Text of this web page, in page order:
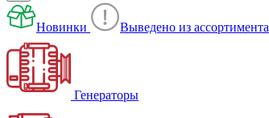
Новинки Выведено из ассортимента
Генераторы